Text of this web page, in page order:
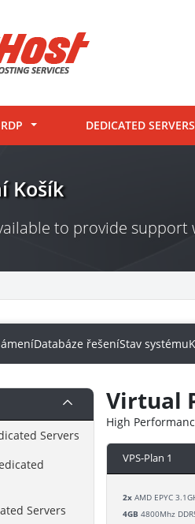
RDP DEDICATED SERVERS
Košík
to provide support
Databáze řešeníStav systému
Servers
Servers
Virtual
High
VPS-Plan 1
2x AMD EPYC
4GB 4800Mhz